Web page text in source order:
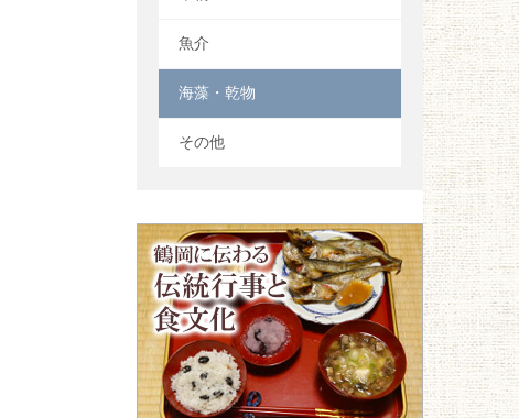
魚介
海藻・乾物
その他